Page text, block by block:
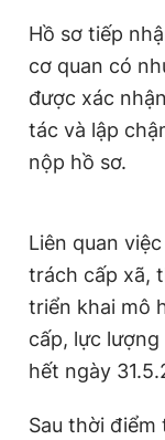
Hồ sơ tiếp
cơ quan có
được xác
tác và lập
nộp hồ sơ.
Liên quan
trách cấp xã,
triển khai mô
cấp, lực
hết ngày
Sau thời